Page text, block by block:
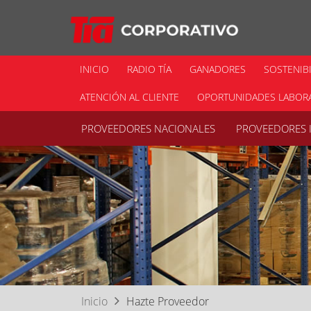
INICIO RADIO TÍA GANADORES
ATENCIÓN AL CLIENTE OPORTUNIDADES
PROVEEDORES NACIONALES
Inicio Hazte Proveedor